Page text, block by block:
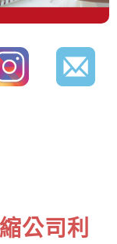
公司利